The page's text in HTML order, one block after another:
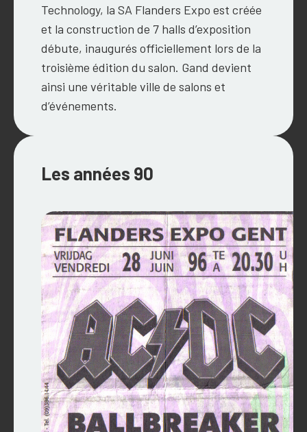
Technology, la SA Flanders Expo est créée
et la construction de 7 halls d’exposition
débute, inaugurés officiellement lors de la
troisième édition du salon. Gand devient
ainsi une véritable ville de salons et
d’événements.
Les années 90